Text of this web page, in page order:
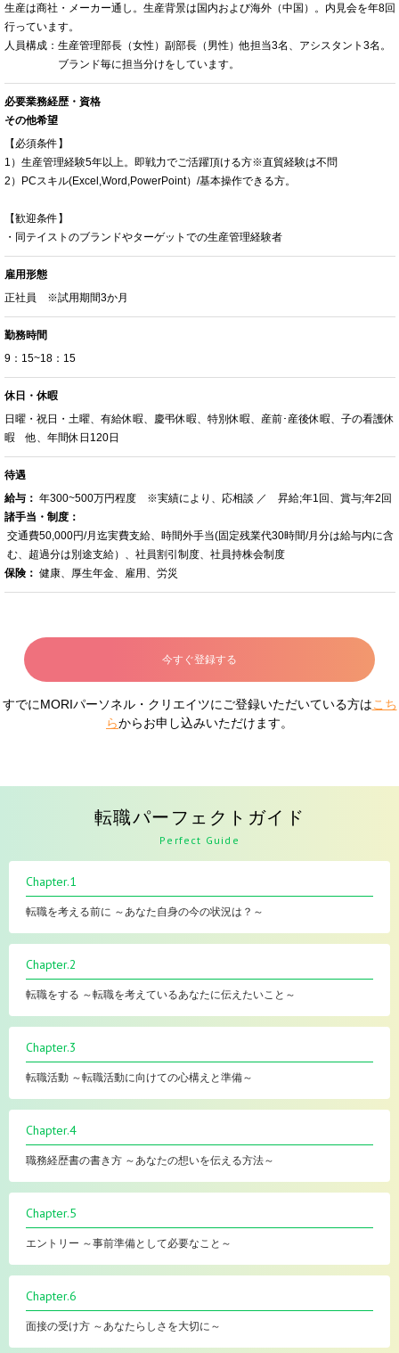
生産は商社・メーカー通し。生産背景は国内および海外（中国）。内見会を年8回
行っています。
人員構成：生産管理部長（女性）副部長（男性）他担当3名、アシスタント3名。
ブランド毎に担当分けをしています。
必要業務経歴・資格
その他希望
【必須条件】
1）生産管理経験5年以上。即戦力でご活躍頂ける方※直貿経験は不問
2）PCスキル(Excel,Word,PowerPoint）/基本操作できる方。
【歓迎条件】
・同テイストのブランドやターゲットでの生産管理経験者
雇用形態
正社員 ※試用期間3か月
勤務時間
9：15~18：15
休日・休暇
日曜・祝日・土曜、有給休暇、慶弔休暇、特別休暇、産前･産後休暇、子の看護休
暇 他、年間休日120日
待遇
給与： 年300~500万円程度 ※実績により、応相談 ／ 昇給;年1回、賞与;年2回
諸手当・制度：
交通費50,000円/月迄実費支給、時間外手当(固定残業代30時間/月分は給与内に含
む、超過分は別途支給）、社員割引制度、社員持株会制度
保険： 健康、厚生年金、雇用、労災
今すぐ登録する
すでにMORIパーソネル・クリエイツにご登録いただいている方はこち
らからお申し込みいただけます。
転職パーフェクトガイド
Perfect Guide
Chapter.1
転職を考える前に ～あなた自身の今の状況は？～
Chapter.2
転職をする ～転職を考えているあなたに伝えたいこと～
Chapter.3
転職活動 ～転職活動に向けての心構えと準備～
Chapter.4
職務経歴書の書き方 ～あなたの想いを伝える方法～
Chapter.5
エントリー ～事前準備として必要なこと～
Chapter.6
面接の受け方 ～あなたらしさを大切に～